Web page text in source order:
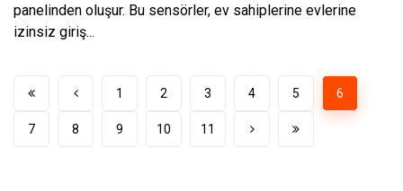
panelinden oluşur. Bu sensörler, ev sahiplerine evlerine
izinsiz giriş...
1 2 3 4 5 6
7 8 9 10 11